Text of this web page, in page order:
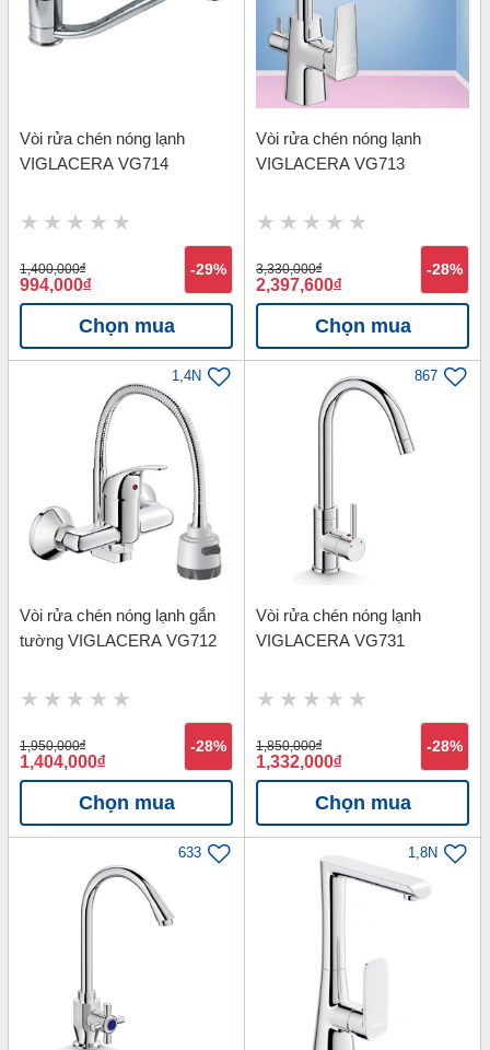
Vòi rửa chén nóng lạnh
VIGLACERA VG714
1,400,000đ
994,000đ
-29%
Chọn mua
Vòi rửa chén nóng lạnh
VIGLACERA VG713
3,330,000đ
2,397,600đ
-28%
Chọn mua
1,4N
Vòi rửa chén nóng lạnh gắn
tường VIGLACERA VG712
1,950,000đ
1,404,000đ
-28%
Chọn mua
867
Vòi rửa chén nóng lạnh
VIGLACERA VG731
1,850,000đ
1,332,000đ
-28%
Chọn mua
633 1,8N